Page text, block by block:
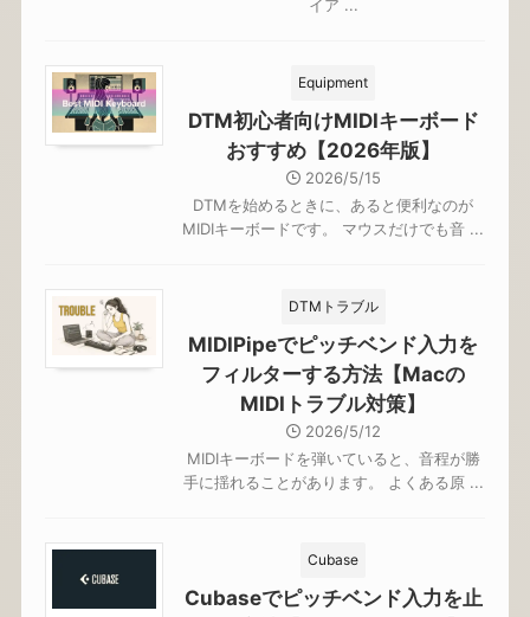
イア ...
Equipment
DTM初心者向けMIDIキーボード
おすすめ【2026年版】
2026/5/15
DTMを始めるときに、あると便利なのが
MIDIキーボードです。 マウスだけでも音 ...
DTMトラブル
MIDIPipeでピッチベンド入力を
フィルターする方法【Macの
MIDIトラブル対策】
2026/5/12
MIDIキーボードを弾いていると、音程が勝
手に揺れることがあります。 よくある原 ...
Cubase
Cubaseでピッチベンド入力を止